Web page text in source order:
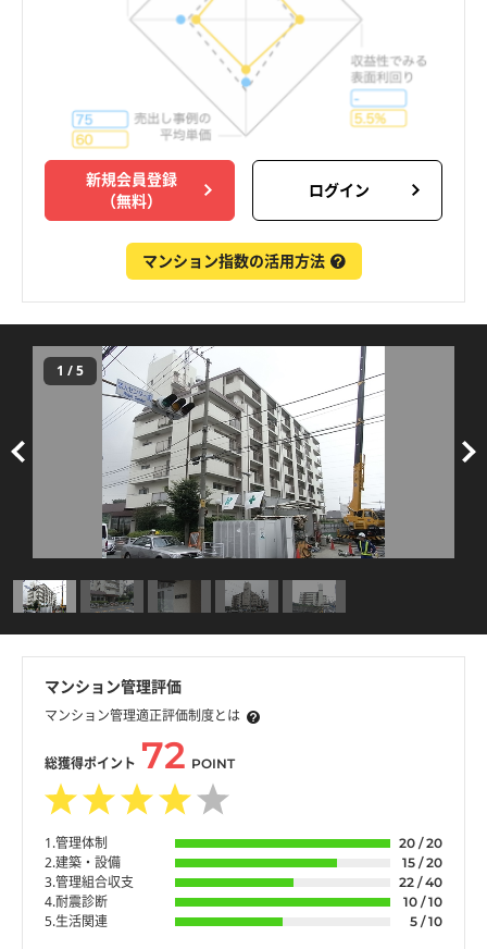
新規会員登録
（無料）
ログイン
マンション指数の活用方法
1 /5
マンション管理評価
マンション管理適正評価制度とは
総獲得ポイント 72 POINT
1.管理体制 20 / 20
2.建築・設備 15 / 20
3.管理組合収支 22 / 40
4.耐震診断 10 / 10
5.生活関連 5 / 10